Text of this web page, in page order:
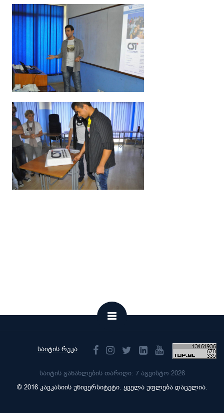
საიტის რუკა
საიტის განახლების თარიღი: 7 აგვისტო 2026
© 2016 კავკასიის უნივერსიტეტი. ყველა უფლება დაცულია.